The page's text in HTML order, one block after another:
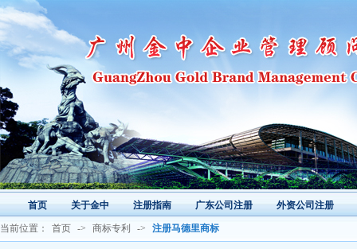
首页 关于金中 注册指南 广东公司注册 外资公司注册
当前位置： 首页 -> 商标专利 -> 注册马德里商标